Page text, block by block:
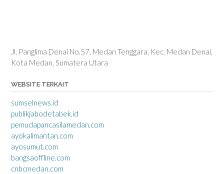
Jl. Panglima Denai No.57, Medan Tenggara, Kec. Medan Denai,
Kota Medan, Sumatera Utara
WEBSITE TERKAIT
sumselnews.id
publikjabodetabek.id
pemudapancasilamedan.com
ayokalimantan.com
ayosumut.com
bangsaoffline.com
cnbcmedan.com